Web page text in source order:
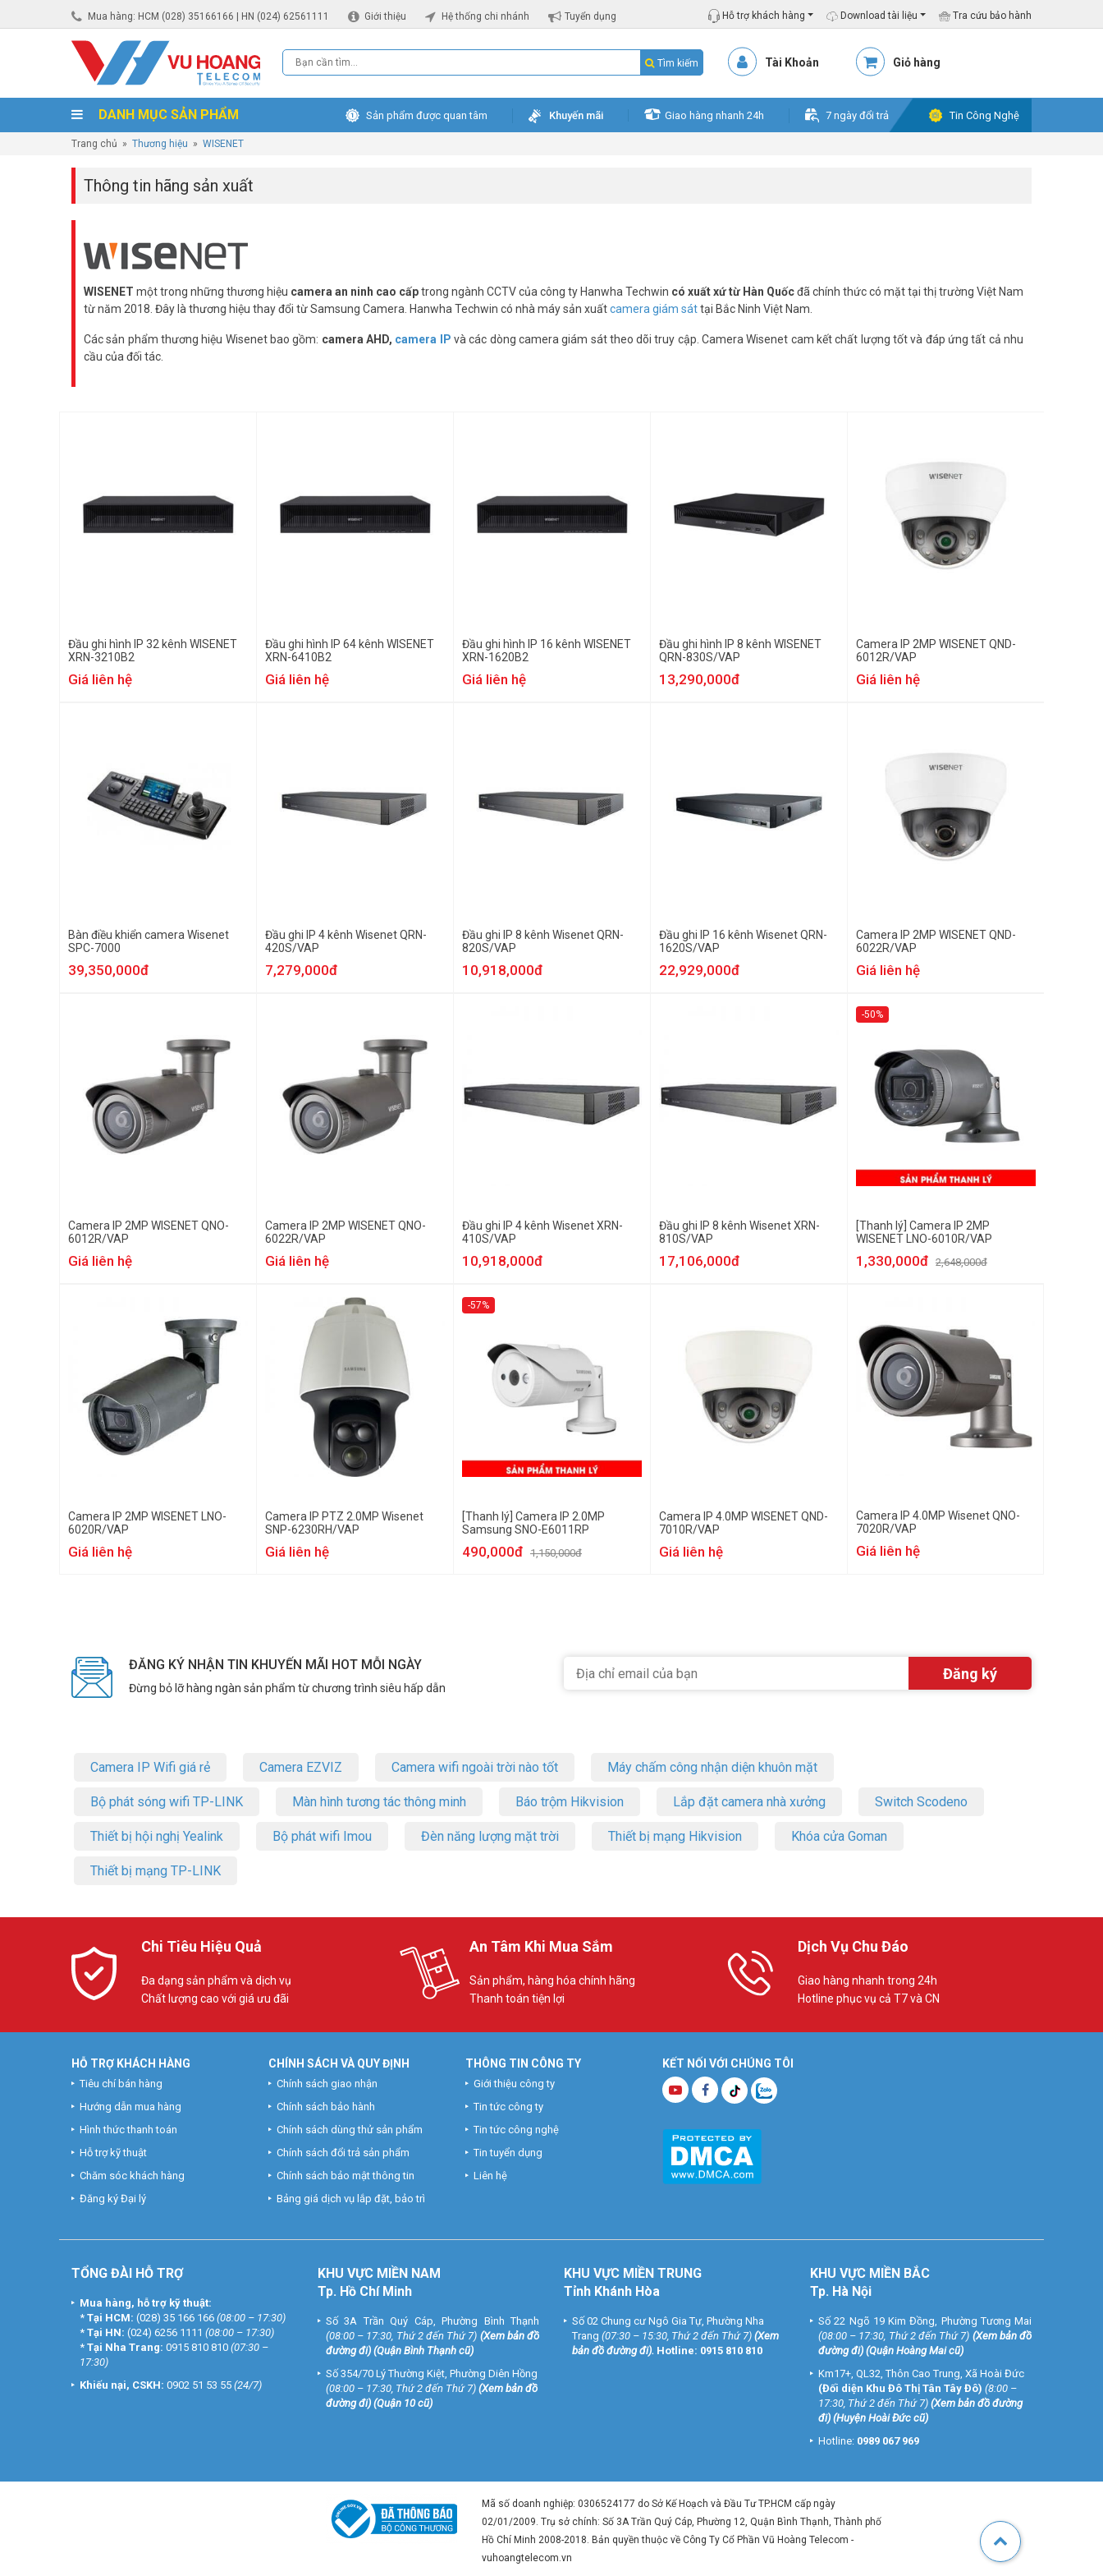
Mua hàng: HCM (028) 35166166 | HN (024) 62561111 Giới thiệu Hệ thống chi nhánh Tuyển dụng Hỗ trợ khách hàng Download tài liệu Tra cứu bảo hành
Tìm kiếm Tài Khoản Giỏ hàng
DANH MỤC SẢN PHẨM Sản phẩm được quan tâm Khuyến mãi Giao hàng nhanh 24h 7 ngày đổi trả Tin Công Nghệ
Trang chủ » Thương hiệu » WISENET
Thông tin hãng sản xuất
WISENET một trong những thương hiệu camera an ninh cao cấptrong ngành CCTV của công ty Hanwha Techwin có xuất xứ từ Hàn Quốcđã chính thức có mặt tại thị trường Việt Nam
từ năm 2018. Đây là thương hiệu thay đổi từ Samsung Camera. Hanwha Techwin có nhà máy sản xuấtcamera giám sáttại Bắc Ninh Việt Nam.
Các sản phẩm thương hiệu Wisenet bao gồm: camera AHD, camera IP và các dòng camera giám sát theo dõi truy cập. Camera Wisenet cam kết chất lượng tốt và đáp ứng tất cả nhu
cầu của đối tác.
Đầu ghi hình IP 32 kênh WISENET
XRN-3210B2
Giá liên hệ
Đầu ghi hình IP 64 kênh WISENET
XRN-6410B2
Giá liên hệ
Đầu ghi hình IP 16 kênh WISENET
XRN-1620B2
Giá liên hệ
Đầu ghi hình IP 8 kênh WISENET
QRN-830S/VAP
13,290,000đ
Camera IP 2MP WISENET QND-
6012R/VAP
Giá liên hệ
Bàn điều khiển camera Wisenet
SPC-7000
39,350,000đ
Đầu ghi IP 4 kênh Wisenet QRN-
420S/VAP
7,279,000đ
Đầu ghi IP 8 kênh Wisenet QRN-
820S/VAP
10,918,000đ
Đầu ghi IP 16 kênh Wisenet QRN-
1620S/VAP
22,929,000đ
Camera IP 2MP WISENET QND-
6022R/VAP
Giá liên hệ
Camera IP 2MP WISENET QNO-
6012R/VAP
Giá liên hệ
Camera IP 2MP WISENET QNO-
6022R/VAP
Giá liên hệ
Đầu ghi IP 4 kênh Wisenet XRN-
410S/VAP
10,918,000đ
Đầu ghi IP 8 kênh Wisenet XRN-
810S/VAP
17,106,000đ
-50%
[Thanh lý] Camera IP 2MP
WISENET LNO-6010R/VAP
1,330,000đ 2,648,000đ
Camera IP 2MP WISENET LNO-
6020R/VAP
Giá liên hệ
Camera IP PTZ 2.0MP Wisenet
SNP-6230RH/VAP
Giá liên hệ
-57%
[Thanh lý] Camera IP 2.0MP
Samsung SNO-E6011RP
490,000đ 1,150,000đ
Camera IP 4.0MP WISENET QND-
7010R/VAP
Giá liên hệ
Camera IP 4.0MP Wisenet QNO-
7020R/VAP
Giá liên hệ
ĐĂNG KÝ NHẬN TIN KHUYẾN MÃI HOT MỖI NGÀY
Đừng bỏ lỡ hàng ngàn sản phẩm từ chương trình siêu hấp dẫn
Camera IP Wifi giá rẻ Camera EZVIZ Camera wifi ngoài trời nào tốt Máy chấm công nhận diện khuôn mặt
Bộ phát sóng wifi TP-LINK Màn hình tương tác thông minh Báo trộm Hikvision Lắp đặt camera nhà xưởng Switch Scodeno
Thiết bị hội nghị Yealink Bộ phát wifi Imou Đèn năng lượng mặt trời Thiết bị mạng Hikvision Khóa cửa Goman
Thiết bị mạng TP-LINK
Chi Tiêu Hiệu Quả
Đa dạng sản phẩm và dịch vụ
Chất lượng cao với giá ưu đãi
An Tâm Khi Mua Sắm
Sản phẩm, hàng hóa chính hãng
Thanh toán tiện lợi
Dịch Vụ Chu Đáo
Giao hàng nhanh trong 24h
Hotline phục vụ cả T7 và CN
KẾT NỐI VỚI CHÚNG TÔI
HỖ TRỢ KHÁCH HÀNG
Tiêu chí bán hàng
Hướng dẫn mua hàng
Hình thức thanh toán
Hỗ trợ kỹ thuật
Chăm sóc khách hàng
Đăng ký Đại lý
CHÍNH SÁCH VÀ QUY ĐỊNH
Chính sách giao nhận
Chính sách bảo hành
Chính sách dùng thử sản phẩm
Chính sách đổi trả sản phẩm
Chính sách bảo mật thông tin
Bảng giá dịch vụ lắp đặt, bảo trì
THÔNG TIN CÔNG TY
Giới thiệu công ty
Tin tức công ty
Tin tức công nghệ
Tin tuyển dụng
Liên hệ
TỔNG ĐÀI HỖ TRỢ
Mua hàng, hỗ trợ kỹ thuật:
* Tại HCM: (028) 35 166 166 (08:00 – 17:30)
* Tại HN: (024) 6256 1111 (08:00 – 17:30)
* Tại Nha Trang: 0915 810 810 (07:30 –
17:30)
Khiếu nại, CSKH: 0902 51 53 55 (24/7)
KHU VỰC MIỀN NAM
Tp. Hồ Chí Minh
Số 3A Trần Quý Cáp, Phường Bình Thạnh
(08:00 – 17:30, Thứ 2 đến Thứ 7) (Xem bản đồ
đường đi) (Quận Bình Thạnh cũ)
Số 354/70 Lý Thường Kiệt, Phường Diên Hồng
(08:00 – 17:30, Thứ 2 đến Thứ 7) (Xem bản đồ
đường đi) (Quận 10 cũ)
KHU VỰC MIỀN TRUNG
Tỉnh Khánh Hòa
Số 02 Chung cư Ngô Gia Tự, Phường Nha
Trang (07:30 – 15:30, Thứ 2 đến Thứ 7) (Xem
bản đồ đường đi). Hotline: 0915 810 810
KHU VỰC MIỀN BẮC
Tp. Hà Nội
Số 22 Ngõ 19 Kim Đồng, Phường Tương Mai
(08:00 – 17:30, Thứ 2 đến Thứ 7) (Xem bản đồ
đường đi) (Quận Hoàng Mai cũ)
Km17+, QL32, Thôn Cao Trung, Xã Hoài Đức
(Đối diện Khu Đô Thị Tân Tây Đô) (8:00 –
17:30, Thứ 2 đến Thứ 7) (Xem bản đồ đường
đi) (Huyện Hoài Đức cũ)
Hotline: 0989 067 969
Mã số doanh nghiệp: 0306524177 do Sở Kế Hoạch và Đầu Tư TP.HCM cấp ngày
02/01/2009. Trụ sở chính: Số 3A Trần Quý Cáp, Phường 12, Quận Bình Thạnh, Thành phố
Hồ Chí Minh 2008-2018. Bản quyền thuộc về Công Ty Cổ Phần Vũ Hoàng Telecom -
vuhoangtelecom.vn